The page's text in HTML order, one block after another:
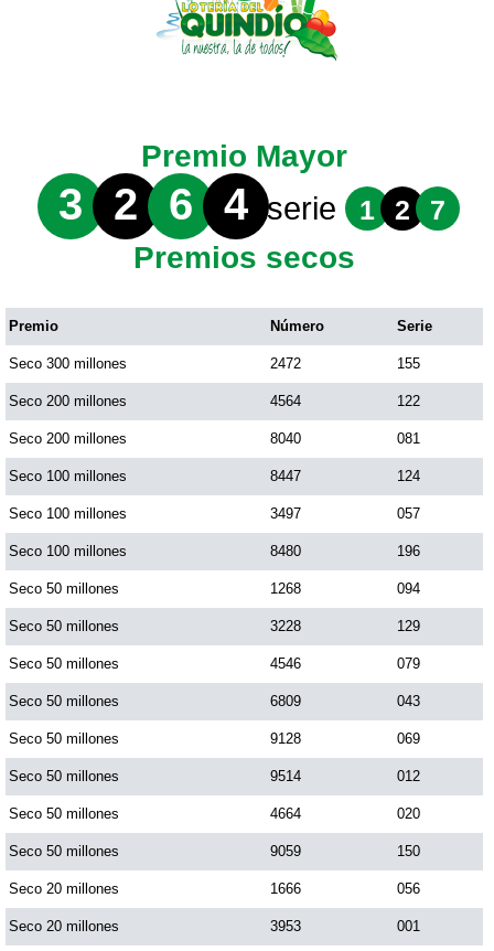
Premio Mayor
3 2 6 4 serie 1 2 7
Premios secos
Premio Número Serie
Seco 300 millones 2472 155
Seco 200 millones 4564 122
Seco 200 millones 8040 081
Seco 100 millones 8447 124
Seco 100 millones 3497 057
Seco 100 millones 8480 196
Seco 50 millones 1268 094
Seco 50 millones 3228 129
Seco 50 millones 4546 079
Seco 50 millones 6809 043
Seco 50 millones 9128 069
Seco 50 millones 9514 012
Seco 50 millones 4664 020
Seco 50 millones 9059 150
Seco 20 millones 1666 056
Seco 20 millones 3953 001